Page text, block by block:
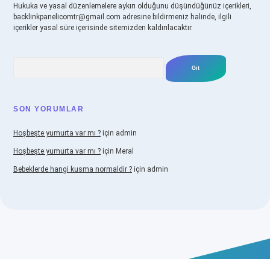
Hukuka ve yasal düzenlemelere aykırı olduğunu düşündüğünüz içerikleri,
backlinkpanelicomtr@gmail.com adresine bildirmeniz halinde, ilgili
içerikler yasal süre içerisinde sitemizden kaldırılacaktır.
SON YORUMLAR
Hoşbeşte yumurta var mı ? için admin
Hoşbeşte yumurta var mı ? için Meral
Bebeklerde hangi kusma normaldir ? için admin